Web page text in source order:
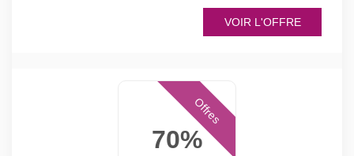
VOIR L'OFFRE
70%
Offres